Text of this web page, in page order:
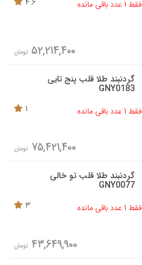
فقط 1 عدد باقی مانده
52,214,400 تومان
گردنبند طلا قلب پنج تایی
GNY0183
فقط 1 عدد باقی مانده
1
75,421,400 تومان
گردنبند طلا قلب تو خالی
GNY0077
فقط 1 عدد باقی مانده
3
43,649,900 تومان